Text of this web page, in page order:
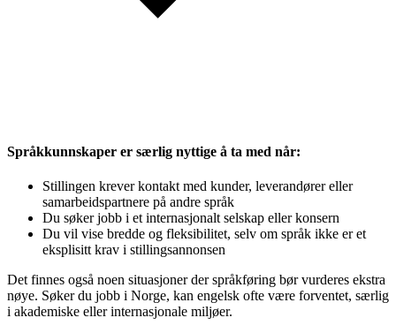
Språkkunnskaper er særlig nyttige å ta med når:
Stillingen krever kontakt med kunder, leverandører eller
samarbeidspartnere på andre språk
Du søker jobb i et internasjonalt selskap eller konsern
Du vil vise bredde og fleksibilitet, selv om språk ikke er et
eksplisitt krav i stillingsannonsen
Det finnes også noen situasjoner der språkføring bør vurderes ekstra
nøye. Søker du jobb i Norge, kan engelsk ofte være forventet, særlig
i akademiske eller internasjonale miljøer.